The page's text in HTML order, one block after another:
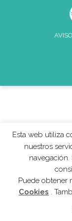
Esta web utiliza
nuestros
Puede obtener
Cookies .